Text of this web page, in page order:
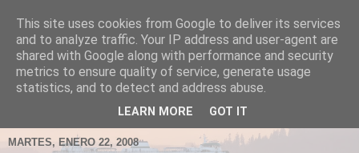
Fergus el Destructor
Blog sobre lo que le apetece escribir a Fergus, en el caso
de que le apetezca escribir.
MARTES, ENERO 22, 2008
This site uses cookies from Google to deliver its services
and to analyze traffic. Your IP address and user-agent are
shared with Google along with performance and security
metrics to ensure quality of service, generate usage
statistics, and to detect and address abuse.
LEARN MORE GOT IT